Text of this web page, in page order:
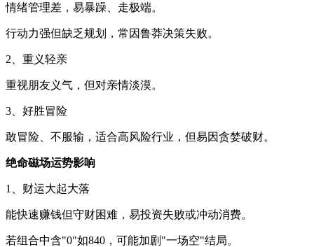
情绪管理差，易暴躁、走极端。
行动力强但缺乏规划，常因鲁莽决策失败。
2、重义轻亲
重视朋友义气，但对亲情淡漠。
3、好胜冒险
敢冒险、不服输，适合高风险行业，但易因贪婪破财。
绝命磁场运势影响
1、财运大起大落
能快速赚钱但守财困难，易投资失败或冲动消费。
若组合中含"0"如840，可能加剧"一场空"结局。